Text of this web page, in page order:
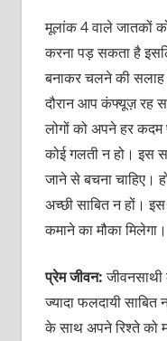
मूलांक 4 वाले जातकों
करना पड़ सकता है
बनाकर चलने की सलाह
दौरान आप कंफ्यूज़ रह
लोगों को अपने हर कदम
कोई गलती न हो। इस
जाने से बचना चाहिए।
अच्‍छी साबित न हों।
कमाने का मौका मिलेगा।
प्रेम जीवन:
ज्‍यादा फलदायी साबित
के साथ अपने रिश्‍ते को